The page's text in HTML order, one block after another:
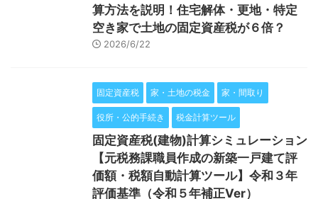
算方法を説明！住宅解体・更地・特定
空き家で土地の固定資産税が６倍？
2026/6/22
固定資産税 家・土地の税金 家・間取り
役所・公的手続き 税金計算ツール
固定資産税(建物)計算シミュレーション
【元税務課職員作成の新築一戸建て評
価額・税額自動計算ツール】令和３年
評価基準（令和５年補正Ver）